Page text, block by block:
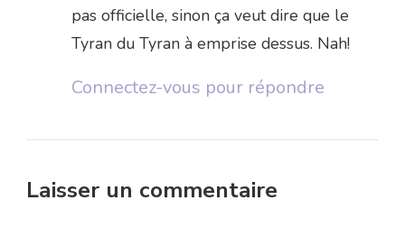
pas officielle, sinon ça veut dire que le
Tyran du Tyran à emprise dessus. Nah!
Connectez-vous pour répondre
Laisser un commentaire